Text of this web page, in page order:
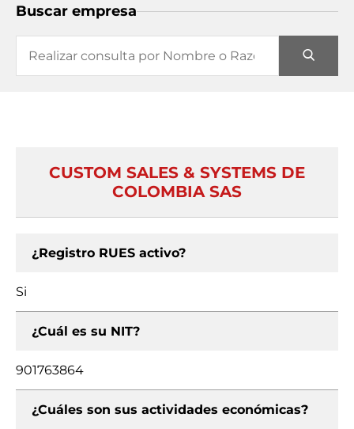
Buscar empresa
CUSTOM SALES & SYSTEMS DE
COLOMBIA SAS
¿Registro RUES activo?
Si
¿Cuál es su NIT?
901763864
¿Cuáles son sus actividades económicas?